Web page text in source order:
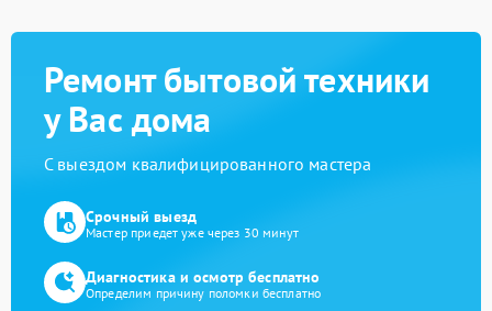
Ремонт бытовой техники
у Вас дома
С выездом квалифицированного мастера
Срочный выезд
Мастер приедет уже через 30 минут
Диагностика и осмотр бесплатно
Определим причину поломки бесплатно